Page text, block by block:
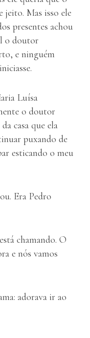
jeito. Mas isso ele
presentes achou
o doutor
e ninguém
Luísa
o doutor
casa que ela
puxando de
esticando o meu
Era Pedro
chamando. O
e nós vamos
adorava ir ao